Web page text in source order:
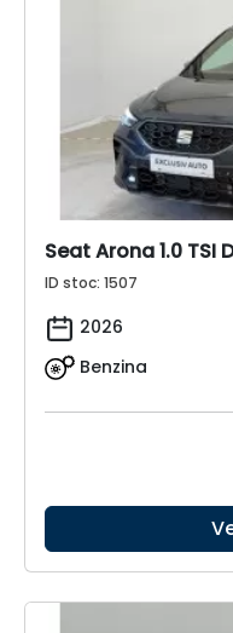
Seat Arona 1.0 TSI
ID stoc: 1507
2026
Benzina